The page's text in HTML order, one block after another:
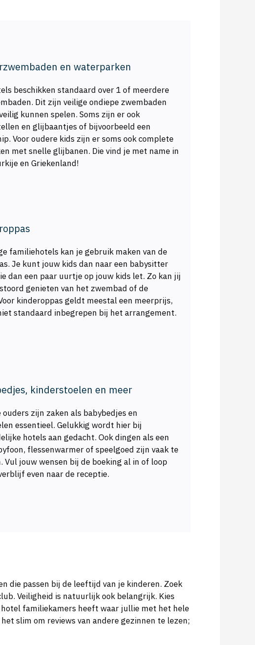
en waterparken
beschikken standaard over 1 of meerdere
Dit zijn veilige ondiepe zwembaden
kunnen spelen. Soms zijn er ook
en glijbaantjes of bijvoorbeeld een
Voor oudere kids zijn er soms ook complete
met snelle glijbanen. Die vind je met name in
en Griekenland!
familiehotels kan je gebruik maken van de
Je kunt jouw kids dan naar een babysitter
dan een paar uurtje op jouw kids let. Zo kan jij
genieten van het zwembad of de
kinderoppas geldt meestal een meerprijs,
standaard inbegrepen bij het arrangement.
kinderstoelen en meer
ouders zijn zaken als babybedjes en
essentieel. Gelukkig wordt hier bij
hotels aan gedacht. Ook dingen als een
flessenwarmer of speelgoed zijn vaak te
Vul jouw wensen bij de boeking al in of loop
even naar de receptie.
die passen bij de leeftijd van je kinderen. Zoek
Veiligheid is natuurlijk ook belangrijk. Kies
familiekamers heeft waar jullie met het hele
slim om reviews van andere gezinnen te lezen;